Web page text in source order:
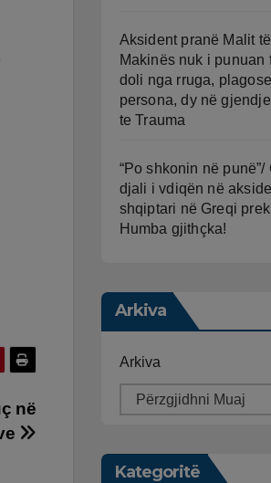
në
Aksident pranë Malit
Makinës nuk i punuan
doli nga rruga,
persona, dy në
te Trauma
“Po shkonin në punë”/
djali i vdiqën në
shqiptari në Greqi
Humba gjithçka!
Arkiva
Arkiva
Kategoritë